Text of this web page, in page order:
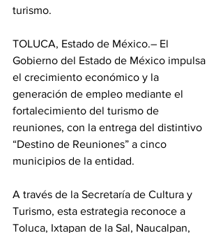
turismo.
TOLUCA, Estado de México.– El
Gobierno del Estado de México impulsa
el crecimiento económico y la
generación de empleo mediante el
fortalecimiento del turismo de
reuniones, con la entrega del distintivo
“Destino de Reuniones” a cinco
municipios de la entidad.
A través de la Secretaría de Cultura y
Turismo, esta estrategia reconoce a
Toluca, Ixtapan de la Sal, Naucalpan,